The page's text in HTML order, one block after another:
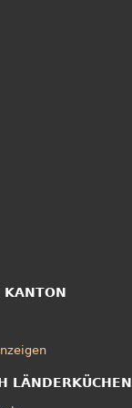
KANTON
LÄNDERKÜCHEN